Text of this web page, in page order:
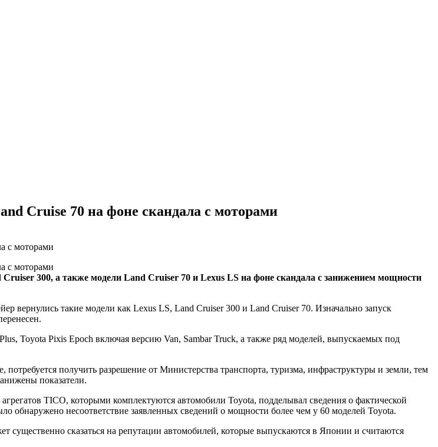
Cruise 70 на фоне скандала с моторами
300, а также модели Land Cruiser 70 и Lexus LS на фоне скандала с занижением мощности
вернулись такие модели как Lexus LS, Land Cruiser 300 и Land Cruiser 70. Изначально запуск
Toyota Pixis Epoch включая версию Van, Sambar Truck, а также ряд моделей, выпускаемых под
получить разрешение от Министерства транспорта, туризма, инфраструктуры и земли, тем
показатели.
TICO, которыми комплектуются автомобили Toyota, подделывал сведения о фактической
несоответствие заявленных сведений о мощности более чем у 60 моделей Toyota.
сказаться на репутации автомобилей, которые выпускаются в Японии и считаются